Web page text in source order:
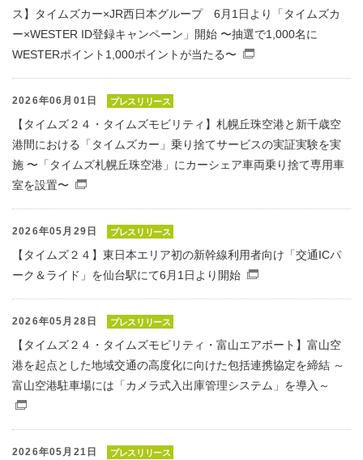
ス】タイムズカー×JR西日本グループ 6月1日より「タイムズカ
ー×WESTER ID登録キャンペーン」開始 〜抽選で1,000名に
WESTERポイント1,000ポイントが当たる〜
2026年06月01日 プレスリリース
【タイムズ２４・タイムズモビリティ】札幌丘珠空港と新千歳空
港間における「タイムズカー」乗り捨てサービスの実証実験を実
施 〜「タイムズ札幌丘珠空港」にカーシェア車両乗り捨て専用車
室を設置〜
2026年05月29日 プレスリリース
【タイムズ２４】東日本エリア初の新幹線利用者向け「交通ICパ
ーク＆ライド」を仙台駅にて6月1日より開始
2026年05月28日 プレスリリース
【タイムズ２４・タイムズモビリティ・富山エアポート】富山空
港を起点とした地域交通の高度化に向けた包括連携協定を締結 ～
富山空港駐車場には「カメラ式入出庫管理システム」を導入～
2026年05月21日 プレスリリース